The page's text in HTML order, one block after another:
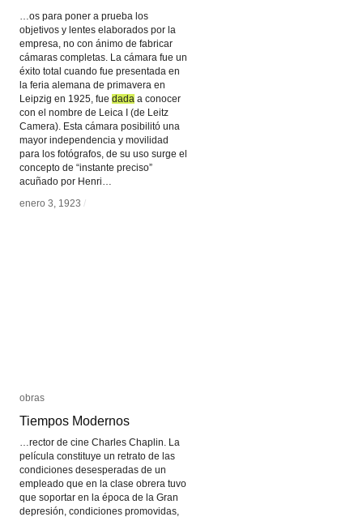
…os para poner a prueba los
objetivos y lentes elaborados por la
empresa, no con ánimo de fabricar
cámaras completas. La cámara fue un
éxito total cuando fue presentada en
la feria alemana de primavera en
Leipzig en 1925, fue dada a conocer
con el nombre de Leica I (de Leitz
Camera). Esta cámara posibilitó una
mayor independencia y movilidad
para los fotógrafos, de su uso surge el
concepto de “instante preciso”
acuñado por Henri…
enero 3, 1923 /
dada
enero 3, 1923 /
obras
Tiempos Modernos
…rector de cine Charles Chaplin. La
película constituye un retrato de las
condiciones desesperadas de un
empleado que en la clase obrera tuvo
que soportar en la época de la Gran
depresión, condiciones promovidas,
obras
Tiempos Modernos